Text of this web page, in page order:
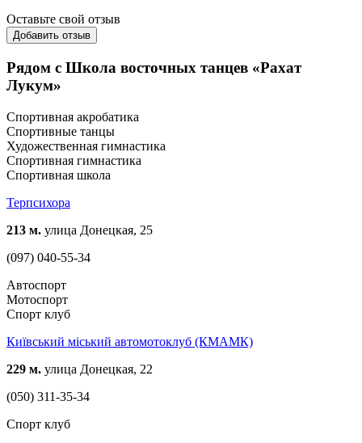
Оставьте свой отзыв
Добавить отзыв
Рядом с Школа восточных танцев «Рахат
Лукум»
Спортивная акробатика
Спортивные танцы
Художественная гимнастика
Спортивная гимнастика
Спортивная школа
Терпсихора
213 м. улица Донецкая, 25
(097) 040-55-34
Автоспорт
Мотоспорт
Спорт клуб
Київський міський автомотоклуб (КМАМК)
229 м. улица Донецкая, 22
(050) 311-35-34
Спорт клуб